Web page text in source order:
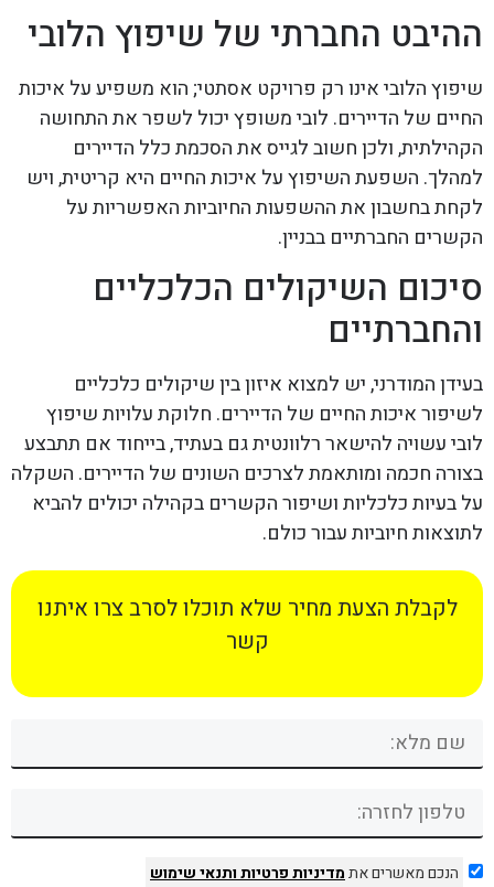
ההיבט החברתי של שיפוץ הלובי
שיפוץ הלובי אינו רק פרויקט אסתטי; הוא משפיע על איכות
החיים של הדיירים. לובי משופץ יכול לשפר את התחושה
הקהילתית, ולכן חשוב לגייס את הסכמת כלל הדיירים
למהלך. השפעת השיפוץ על איכות החיים היא קריטית, ויש
לקחת בחשבון את ההשפעות החיוביות האפשריות על
הקשרים החברתיים בבניין.
סיכום השיקולים הכלכליים
והחברתיים
בעידן המודרני, יש למצוא איזון בין שיקולים כלכליים
לשיפור איכות החיים של הדיירים. חלוקת עלויות שיפוץ
לובי עשויה להישאר רלוונטית גם בעתיד, בייחוד אם תתבצע
בצורה חכמה ומותאמת לצרכים השונים של הדיירים. השקלה
על בעיות כלכליות ושיפור הקשרים בקהילה יכולים להביא
לתוצאות חיוביות עבור כולם.
לקבלת הצעת מחיר שלא תוכלו לסרב צרו איתנו
קשר
הנכם מאשרים אתמדיניות פרטיותותנאי שימוש